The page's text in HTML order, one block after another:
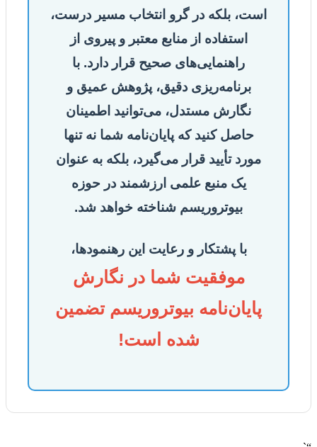
است، بلکه در گرو انتخاب مسیر درست،
استفاده از منابع معتبر و پیروی از
راهنمایی‌های صحیح قرار دارد. با
برنامه‌ریزی دقیق، پژوهش عمیق و
نگارش مستدل، می‌توانید اطمینان
حاصل کنید که پایان‌نامه شما نه تنها
مورد تأیید قرار می‌گیرد، بلکه به عنوان
یک منبع علمی ارزشمند در حوزه
بیوتروریسم شناخته خواهد شد.
با پشتکار و رعایت این رهنمودها،
موفقیت شما در نگارش
پایان‌نامه بیوتروریسم تضمین
شده است!